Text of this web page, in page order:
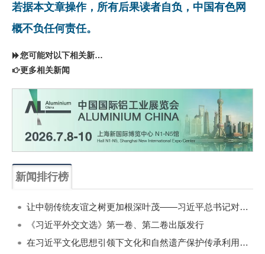
若据本文章操作，所有后果读者自负，中国有色网
概不负任何责任。
您可能对以下相关新闻同样感兴趣
更多相关新闻
新闻排行榜
让中朝传统友谊之树更加根深叶茂——习近平总书记对朝鲜进行国事访问纪实
《习近平外交文选》第一卷、第二卷出版发行
在习近平文化思想引领下文化和自然遗产保护传承利用工作开创新局面